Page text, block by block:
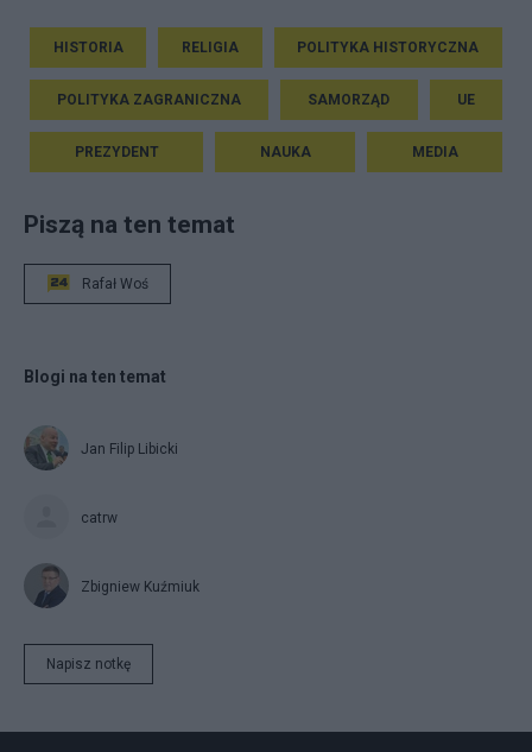
HISTORIA RELIGIA POLITYKA HISTORYCZNA
POLITYKA ZAGRANICZNA SAMORZĄD UE
PREZYDENT NAUKA MEDIA
Piszą na ten temat
Rafał Woś
Blogi na ten temat
Jan Filip Libicki
catrw
Zbigniew Kuźmiuk
Napisz notkę